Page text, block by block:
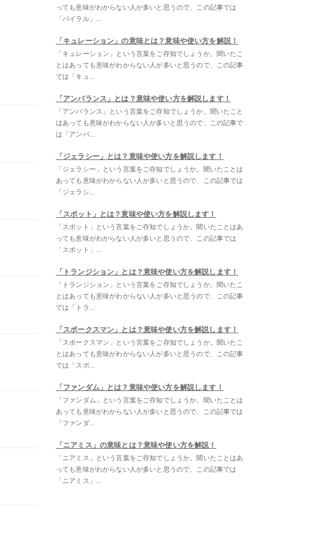
っても意味がわからない人が多いと思うので、この記事では
「バイラル」...
「キュレーション」の意味とは？意味や使い方を解説！
「キュレーション」という言葉をご存知でしょうか。聞いたこ
とはあっても意味がわからない人が多いと思うので、この記事
では「キュ...
「アンバランス」とは？意味や使い方を解説します！
「アンバランス」という言葉をご存知でしょうか。聞いたこと
はあっても意味がわからない人が多いと思うので、この記事で
は「アンバ...
「ジェラシー」とは？意味や使い方を解説します！
「ジェラシー」という言葉をご存知でしょうか。聞いたことは
あっても意味がわからない人が多いと思うので、この記事では
「ジェラシ...
「スポット」とは？意味や使い方を解説します！
「スポット」という言葉をご存知でしょうか。聞いたことはあ
っても意味がわからない人が多いと思うので、この記事では
「スポット」...
「トランジション」とは？意味や使い方を解説します！
「トランジション」という言葉をご存知でしょうか。聞いたこ
とはあっても意味がわからない人が多いと思うので、この記事
では「トラ...
「スポークスマン」とは？意味や使い方を解説します！
「スポークスマン」という言葉をご存知でしょうか。聞いたこ
とはあっても意味がわからない人が多いと思うので、この記事
では「スポ...
「ファンダム」とは？意味や使い方を解説します！
「ファンダム」という言葉をご存知でしょうか。聞いたことは
あっても意味がわからない人が多いと思うので、この記事では
「ファンダ...
「ニアミス」の意味とは？意味や使い方を解説！
「ニアミス」という言葉をご存知でしょうか。聞いたことはあ
っても意味がわからない人が多いと思うので、この記事では
「ニアミス」...